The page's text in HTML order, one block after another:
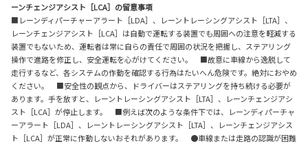
ーンチェンジアシスト［LCA］の留意事項
■レーンディパーチャーアラート［LDA］、レーントレーシングアシスト［LTA］、
レーンチェンジアシスト［LCA］は自動で運転する装置でも周囲への注意を軽減する
装置でもないため、運転者は常に自らの責任で周囲の状況を把握し、ステアリング
操作で進路を修正し、安全運転を心がけてください。 ■故意に車線から逸脱して
走行するなど、各システムの作動を確認する行為はたいへん危険です。絶対におやめ
ください。 ■安全性の観点から、ドライバーはステアリングを持ち続ける必要が
あります。手を放すと、レーントレーシングアシスト［LTA］、レーンチェンジアシ
スト［LCA］が停止します。 ■例えば次のような条件下では、レーンディパーチャ
ーアラート［LDA］、レーントレーシングアシスト［LTA］、レーンチェンジアシス
ト［LCA］が正常に作動しないおそれがあります。 ●車線または走路の認識が困難